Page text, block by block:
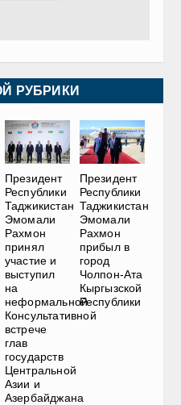
РУБРИКИ
Президент
Республики
Таджикистан
Эмомали
Рахмон
принял
участие и
выступил
на
неформальной
Консультативной
встрече
глав
государств
Центральной
Азии и
Азербайджана
Президент
Республики
Таджикистан
Эмомали
Рахмон
прибыл в
город
Чолпон-Ата
Кыргызской
Республики